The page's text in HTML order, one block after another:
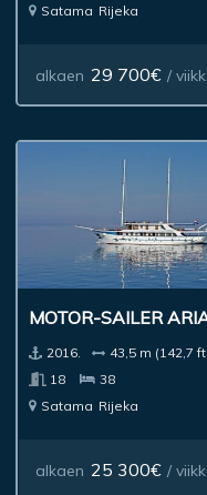
Satama Rijeka
alkaen 29 700€ /
MOTOR-SAILER
2016.
43,5 m (142,7
18
38
Satama Rijeka
alkaen 25 300€ /